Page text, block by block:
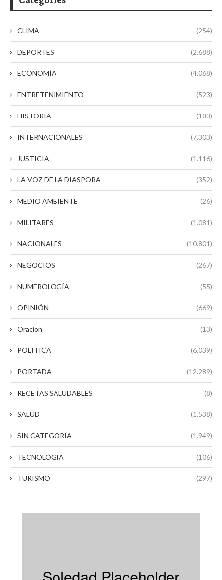
CLIMA (254)
DEPORTES (2.688)
ECONOMÍA (4.068)
ENTRETENIMIENTO (523)
HISTORIA (183)
INTERNACIONALES (7.303)
JUSTICIA (1.116)
LA VOZ DE LA DIASPORA (352)
MEDIO AMBIENTE (26)
MILITARES (1.081)
NACIONALES (10.801)
NEGOCIOS (267)
NUMEROLOGÍA (55)
OPINIÓN (669)
Oracion (13)
POLITICA (6.039)
PORTADA (12.289)
RECETAS SALUDABLES (8)
SALUD (1.538)
SIN CATEGORIA (1.949)
TECNOLÓGIA (106)
TURISMO (297)